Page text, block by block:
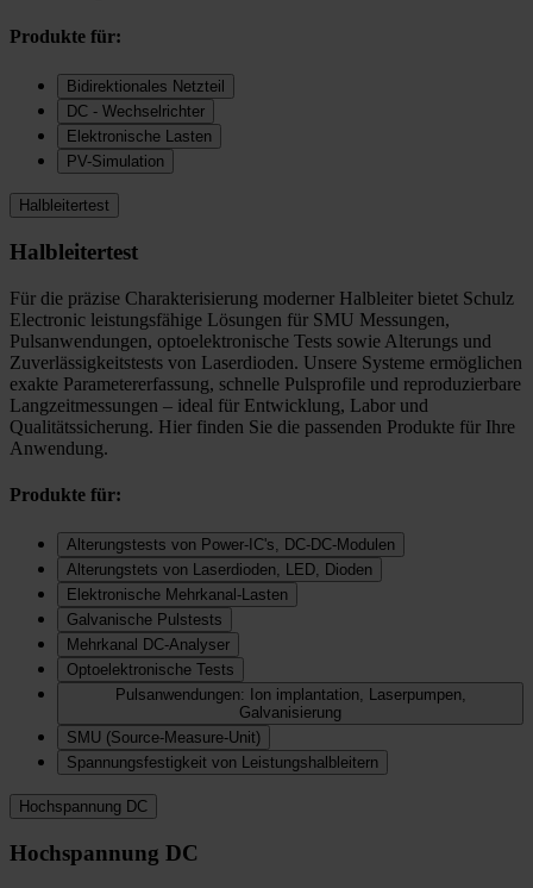
Produkte für:
Bidirektionales Netzteil
DC - Wechselrichter
Elektronische Lasten
PV-Simulation
Halbleitertest
Halbleitertest
Für die präzise Charakterisierung moderner Halbleiter bietet Schulz
Electronic leistungsfähige Lösungen für SMU Messungen,
Pulsanwendungen, optoelektronische Tests sowie Alterungs und
Zuverlässigkeitstests von Laserdioden. Unsere Systeme ermöglichen
exakte Parametererfassung, schnelle Pulsprofile und reproduzierbare
Langzeitmessungen – ideal für Entwicklung, Labor und
Qualitätssicherung. Hier finden Sie die passenden Produkte für Ihre
Anwendung.
Produkte für:
Alterungstests von Power-IC's, DC-DC-Modulen
Alterungstets von Laserdioden, LED, Dioden
Elektronische Mehrkanal-Lasten
Galvanische Pulstests
Mehrkanal DC-Analyser
Optoelektronische Tests
Pulsanwendungen: Ion implantation, Laserpumpen,
Galvanisierung
SMU (Source-Measure-Unit)
Spannungsfestigkeit von Leistungshalbleitern
Hochspannung DC
Hochspannung DC